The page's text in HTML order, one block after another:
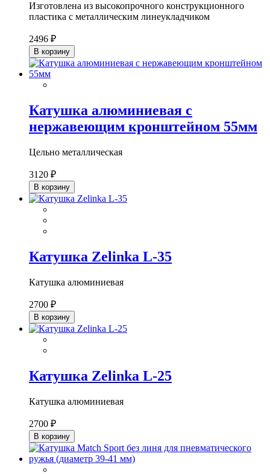
Изготовлена из высокопрочного конструкционного
пластика с металлическим линеукладчиком
2496 ₽
В корзину
Катушка алюминиевая с
нержавеющим кронштейном 55мм
Цельно металлическая
3120 ₽
В корзину
Катушка Zelinka L-35
Катушка алюминиевая
2700 ₽
В корзину
Катушка Zelinka L-25
Катушка алюминиевая
2700 ₽
В корзину